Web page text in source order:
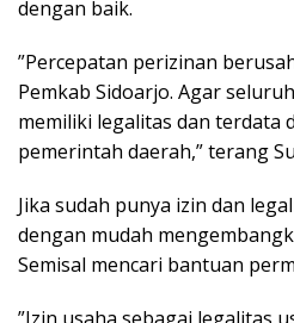
dengan baik.
”Percepatan perizinan
Pemkab Sidoarjo. Agar
memiliki legalitas dan terdata
pemerintah daerah,” terang
Jika sudah punya izin dan
dengan mudah
Semisal mencari bantuan